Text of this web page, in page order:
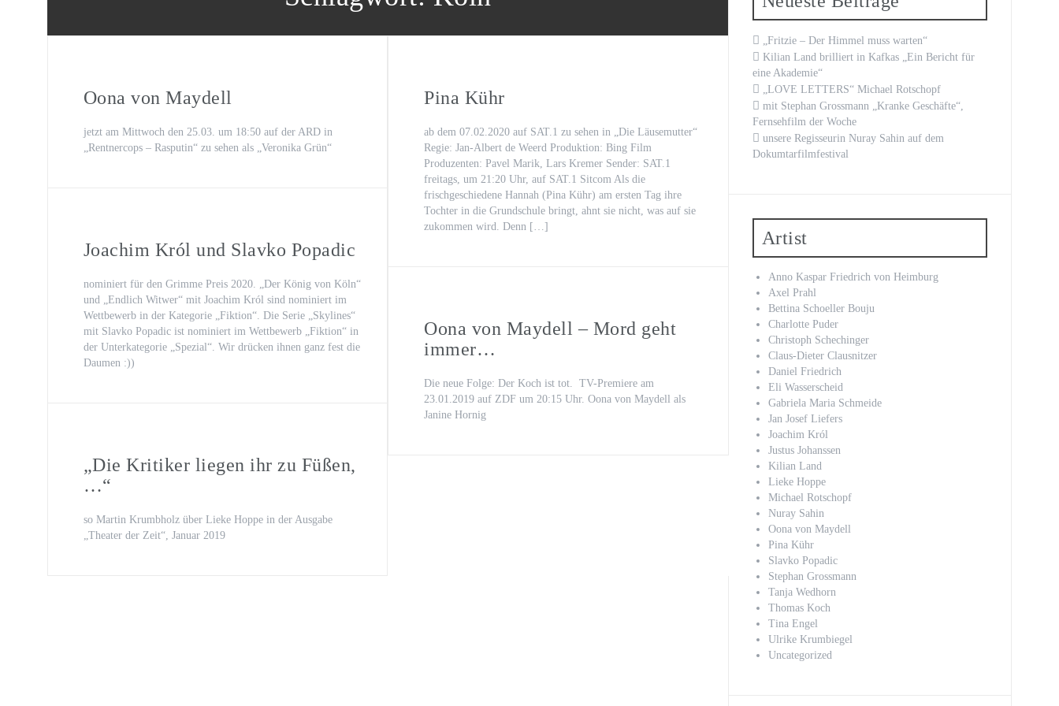
„Fritzie – Der Himmel muss warten“
Oona von Maydell
jetzt am Mittwoch den 25.03. um 18:50 auf der ARD in
„Rentnercops – Rasputin“ zu sehen als „Veronika Grün“
Pina Kühr
ab dem 07.02.2020 auf SAT.1 zu sehen in „Die Läusemutter“
Regie: Jan-Albert de Weerd Produktion: Bing Film
Produzenten: Pavel Marik, Lars Kremer Sender: SAT.1
freitags, um 21:20 Uhr, auf SAT.1 Sitcom Als die
frischgeschiedene Hannah (Pina Kühr) am ersten Tag ihre
Tochter in die Grundschule bringt, ahnt sie nicht, was auf sie
zukommen wird. Denn […]
Joachim Król und Slavko Popadic
nominiert für den Grimme Preis 2020. „Der König von Köln“
und „Endlich Witwer“ mit Joachim Król sind nominiert im
Wettbewerb in der Kategorie „Fiktion“. Die Serie „Skylines“
mit Slavko Popadic ist nominiert im Wettbewerb „Fiktion“ in
der Unterkategorie „Spezial“. Wir drücken ihnen ganz fest die
Daumen :))
Oona von Maydell – Mord geht
immer…
Die neue Folge: Der Koch ist tot. TV-Premiere am
23.01.2019 auf ZDF um 20:15 Uhr. Oona von Maydell als
Janine Hornig
„Die Kritiker liegen ihr zu Füßen,
…“
so Martin Krumbholz über Lieke Hoppe in der Ausgabe
„Theater der Zeit“, Januar 2019
„Fritzie – Der Himmel muss warten“
Kilian Land brilliert in Kafkas „Ein Bericht für
eine Akademie“
„LOVE LETTERS“ Michael Rotschopf
mit Stephan Grossmann „Kranke Geschäfte“,
Fernsehfilm der Woche
unsere Regisseurin Nuray Sahin auf dem
Dokumtarfilmfestival
Artist
Anno Kaspar Friedrich von Heimburg
Axel Prahl
Bettina Schoeller Bouju
Charlotte Puder
Christoph Schechinger
Claus-Dieter Clausnitzer
Daniel Friedrich
Eli Wasserscheid
Gabriela Maria Schmeide
Jan Josef Liefers
Joachim Król
Justus Johanssen
Kilian Land
Lieke Hoppe
Michael Rotschopf
Nuray Sahin
Oona von Maydell
Pina Kühr
Slavko Popadic
Stephan Grossmann
Tanja Wedhorn
Thomas Koch
Tina Engel
Ulrike Krumbiegel
Uncategorized